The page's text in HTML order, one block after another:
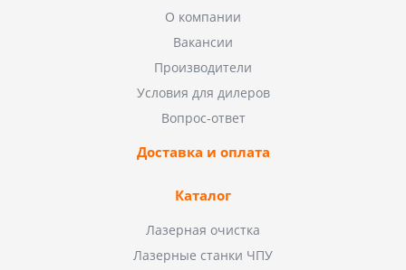
О компании
Вакансии
Производители
Условия для дилеров
Вопрос-ответ
Доставка и оплата
Каталог
Лазерная очистка
Лазерные станки ЧПУ